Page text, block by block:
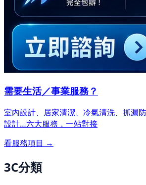
需要生活／事業服務？
室內設計、居家清潔、冷氣清洗、抓漏
設計…六大服務，一站對接
看服務項目 →
3C分類